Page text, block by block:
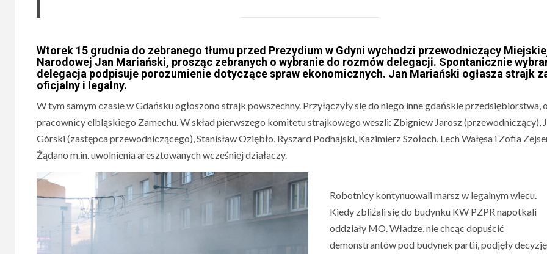
Wtorek 15 grudnia do zebranego tłumu przed Prezydium w Gdyni wychodzi przewodniczący
Narodowej Jan Mariański, prosząc zebranych o wybranie do rozmów delegacji. Spontanicznie
delegacja podpisuje porozumienie dotyczące spraw ekonomicznych. Jan Mariański ogłasza strajk
oficjalny i legalny.
W tym samym czasie w Gdańsku ogłoszono strajk powszechny. Przyłączyły się do niego inne gdańskie przedsiębiorstwa,
pracownicy elbląskiego Zamechu. W skład pierwszego komitetu strajkowego weszli: Zbigniew Jarosz (przewodniczący),
Górski (zastępca przewodniczącego), Stanisław Oziębło, Ryszard Podhajski, Kazimierz Szołoch, Lech Wałęsa i Zofia
Żądano m.in. uwolnienia aresztowanych wcześniej działaczy.
Robotnicy kontynuowali marsz w legalnym wiecu.
Kiedy zbliżali się do budynku KW PZPR napotkali
oddziały MO. Władze, nie chcąc dopuścić
demonstrantów pod budynek partii, podjęły